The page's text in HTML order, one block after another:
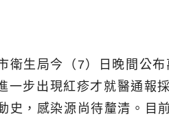
生局今（7）日晚間公
步出現紅疹才就醫通報
，感染源尚待釐清。目